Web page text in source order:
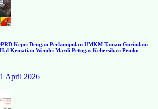
Kepri Dengan Perkumpulan UMKM Taman Gurindam
Kematian Wendri Mardi Petugas Kebersihan Pemko
April 2026